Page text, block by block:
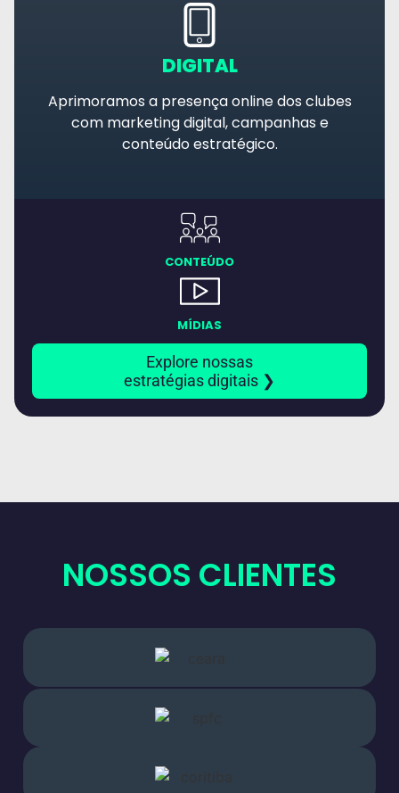
DIGITAL
Aprimoramos a presença online dos clubes
com marketing digital, campanhas e
conteúdo estratégico.
CONTEÚDO
MÍDIAS
Explore nossas
estratégias digitais ❯
NOSSOS CLIENTES